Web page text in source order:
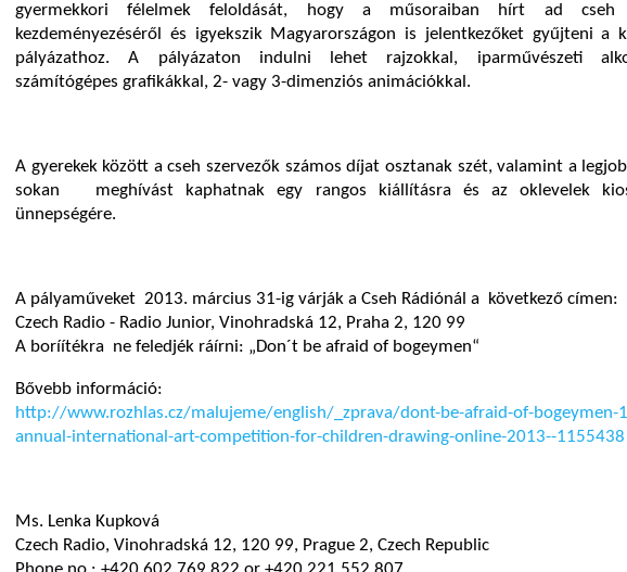
gyermekkori félelmek feloldását, hogy a műsoraiban hírt ad cseh
kezdeményezéséről és igyekszik Magyarországon is jelentkezőket gyűjteni a
pályázathoz. A pályázaton indulni lehet rajzokkal, iparművészeti
számítógépes grafikákkal, 2- vagy 3-dimenziós animációkkal.
A gyerekek között a cseh szervezők számos díjat osztanak szét, valamint a
sokan meghívást kaphatnak egy rangos kiállításra és az oklevelek
ünnepségére.
A pályaműveket 2013. március 31-ig várják a Cseh Rádiónál a következő címen:
Czech Radio - Radio Junior, Vinohradská 12, Praha 2, 120 99
A boríítékra ne feledjék ráírni: „Don´t be afraid of bogeymen“
Bővebb információ:
http://www.rozhlas.cz/malujeme/english/_zprava/dont-be-afraid-of-bogeymen-
annual-international-art-competition-for-children-drawing-online-2013--1155438
Ms. Lenka Kupková
Czech Radio, Vinohradská 12, 120 99, Prague 2, Czech Republic